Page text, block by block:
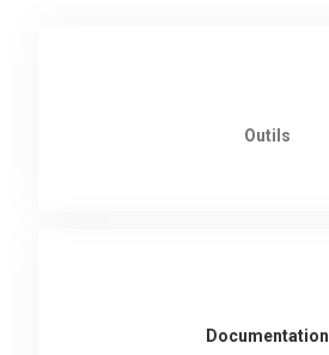
Outils
Documentation